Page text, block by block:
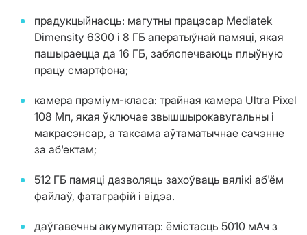
прадукцыйнасць: магутны працэсар Mediatek
Dimensity 6300 і 8 ГБ аператыўнай памяці, якая
пашыраецца да 16 ГБ, забяспечваюць плыўную
працу смартфона;
камера прэміум-класа: трайная камера Ultra Pixel
108 Мп, якая ўключае звышшырокавугальны і
макрасэнсар, а таксама аўтаматычнае сачэнне
за аб'ектам;
512 ГБ памяці дазволяць захоўваць вялікі аб'ём
файлаў, фатаграфій і відэа.
даўгавечны акумулятар: ёмістасць 5010 мАч з